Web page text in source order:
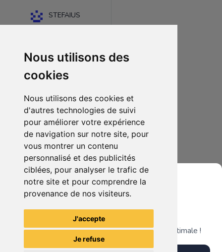
Nous utilisons des
cookies
Nous utilisons des cookies et
d'autres technologies de suivi
pour améliorer votre expérience
de navigation sur notre site, pour
vous montrer un contenu
personnalisé et des publicités
ciblées, pour analyser le trafic de
notre site et pour comprendre la
provenance de nos visiteurs.
J'accepte
Je refuse
STEFAIUS
1.00€ 0
Astérix et Obélix contre César
Voir tous les articles du vendeur
Grenier du Geek
Télécharge notre app pour une expérience optimale !